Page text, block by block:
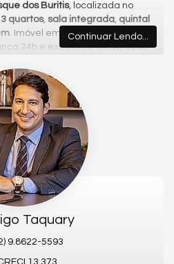
dos Buritis, localizada no
3 quartos, sala integrada, quintal
. Imóvel em condomínio fechado,
24h e excelente localização
com sala de jantar
iluminação natural e quintal
de convivência e futuras
e com ótimo
urbanizada, portaria 24
para lazer e convivência,
de vida para toda a família.
esportiva | Portaria 24h | Ruas
| Espaços de convivência |
Continuar Lendo...
Taquary
9.8622-5593
13.373